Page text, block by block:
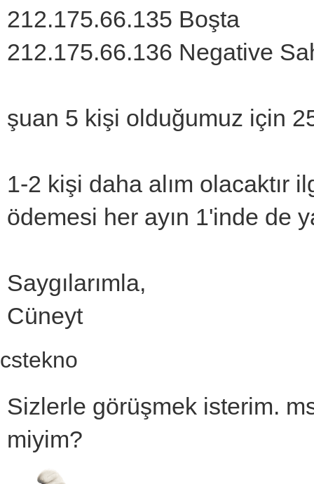
212.175.66.135 Boşta
212.175.66.136 Negative
şuan 5 kişi olduğumuz için
1-2 kişi daha alım olacaktır
ödemesi her ayın 1'inde de
Saygılarımla,
Cüneyt
cstekno
Sizlerle görüşmek isterim.
miyim?